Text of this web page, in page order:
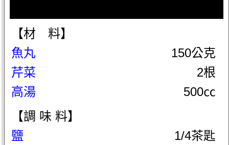
【材 料】
魚丸
150公克
芹菜
2根
高湯
500㏄
【調 味 料】
鹽
1/4茶匙